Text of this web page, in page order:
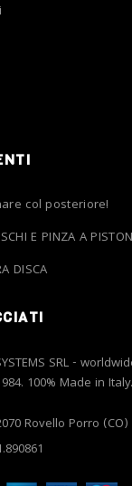
col posteriore!
E PINZA A
DISCA
SYSTEMS SRL -
100% Made in Italy.
Rovello Porro (CO)